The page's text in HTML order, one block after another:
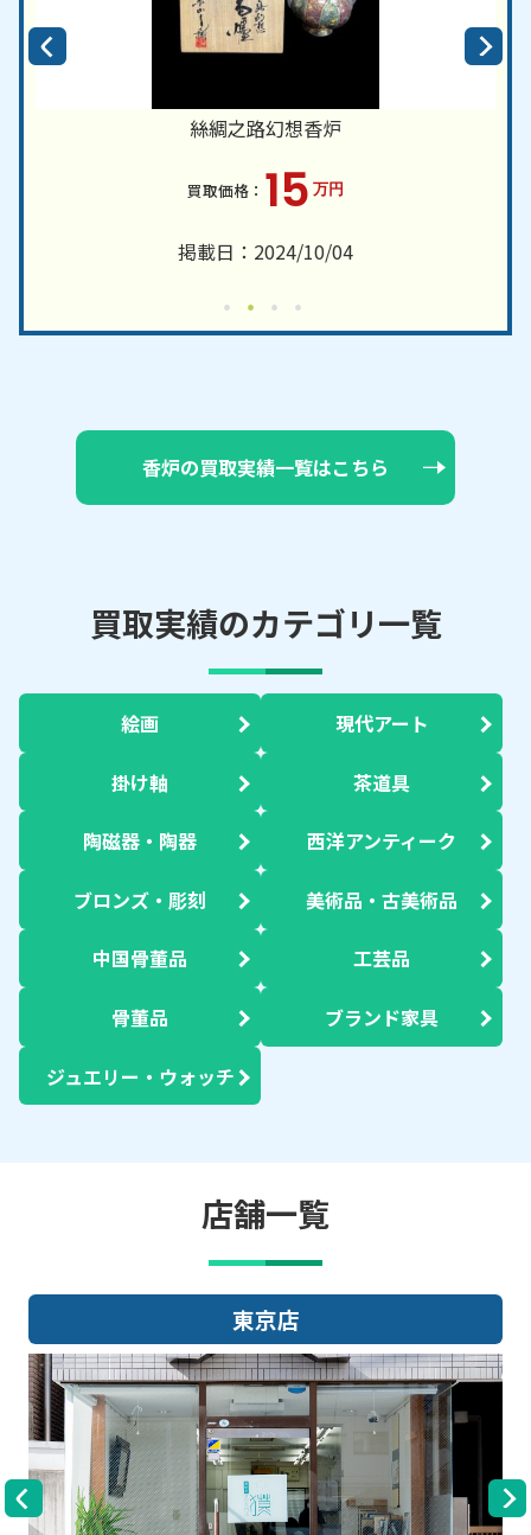
絲綢之路幻想香炉
15 万円
掲載日：2024/10/04
香炉の買取実績一覧はこちら
買取実績のカテゴリ一覧
絵画 現代アート
掛け軸 茶道具
陶磁器・陶器 西洋アンティーク
ブロンズ・彫刻 美術品・古美術品
中国骨董品 工芸品
骨董品 ブランド家具
ジュエリー・ウォッチ
店舗一覧
大阪店